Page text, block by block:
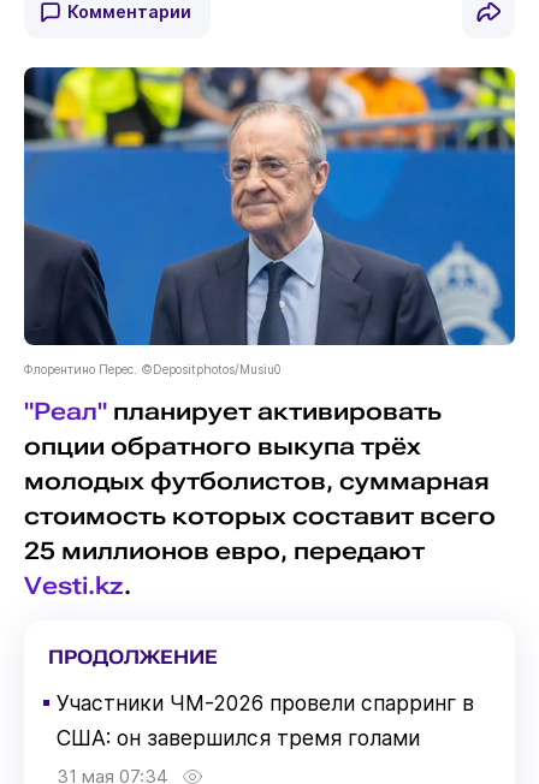
Комментарии
Флорентино Перес. ©Depositphotos/Musiu0
"Реал"планирует активировать
опции обратного выкупа трёх
молодых футболистов, суммарная
стоимость которых составит всего
25 миллионов евро, передают
Vesti.kz.
ПРОДОЛЖЕНИЕ
▪ Участники ЧМ-2026 провели спарринг в
США: он завершился тремя голами
31 мая 07:34